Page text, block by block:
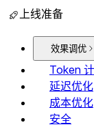
上线准备
效果调优
Token
延迟优化
成本优化
安全